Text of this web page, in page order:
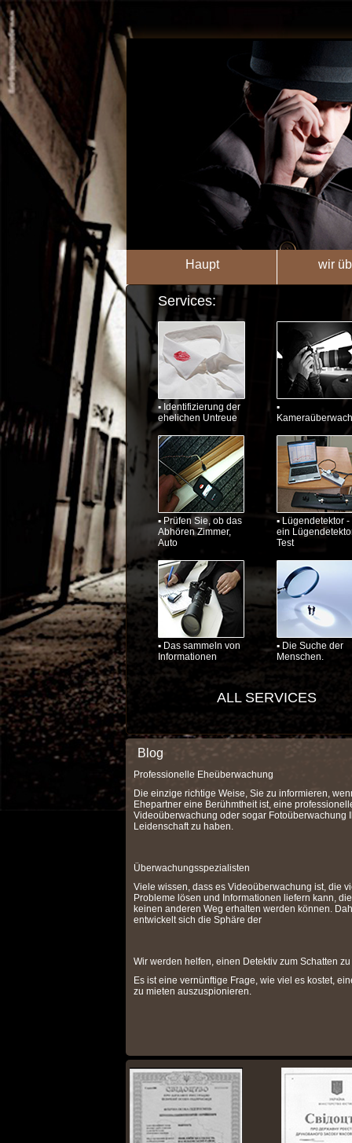
Haupt wir
Services:
▪ Identifizierung der
ehelichen Untreue
▪
▪ Prüfen Sie, ob das
Abhören Zimmer,
Auto
▪ Lügendetektor -
ein
Test
▪ Das sammeln von
Informationen
▪ Die Suche der
Menschen.
ALL SERVICES
Blog
Professionelle Eheüberwachung
Die einzige richtige Weise, Sie zu informieren,
Ehepartner eine Berühmtheit ist, eine
Videoüberwachung oder sogar Fotoüberwachung
Leidenschaft zu haben.
Überwachungsspezialisten
Viele wissen, dass es Videoüberwachung ist, die
Probleme lösen und Informationen liefern kann,
keinen anderen Weg erhalten werden können.
entwickelt sich die Sphäre der
Wir werden helfen, einen Detektiv zum Schatten
Es ist eine vernünftige Frage, wie viel es kostet,
zu mieten auszuspionieren.